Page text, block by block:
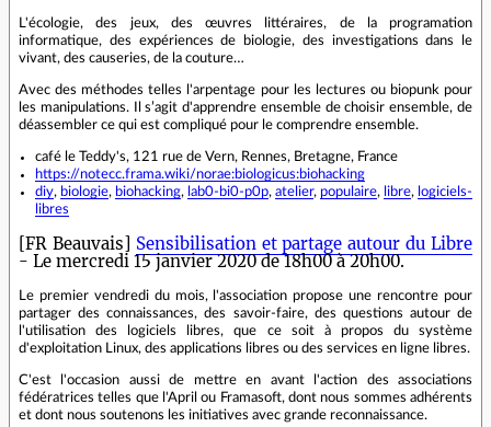
L'écologie, des jeux, des œuvres littéraires, de la programation
informatique, des expériences de biologie, des investigations dans le
vivant, des causeries, de la couture…
Avec des méthodes telles l'arpentage pour les lectures ou biopunk pour
les manipulations. Il s’agit d'apprendre ensemble de choisir ensemble, de
déassembler ce qui est compliqué pour le comprendre ensemble.
café le Teddy's, 121 rue de Vern, Rennes, Bretagne, France
https://notecc.frama.wiki/norae:biologicus:biohacking
diy, biologie, biohacking, lab0-bi0-p0p, atelier, populaire, libre, logiciels-
libres
[FR Beauvais] Sensibilisation et partage autour du Libre
- Le mercredi 15 janvier 2020 de 18h00 à 20h00.
Le premier vendredi du mois, l'association propose une rencontre pour
partager des connaissances, des savoir-faire, des questions autour de
l'utilisation des logiciels libres, que ce soit à propos du système
d'exploitation Linux, des applications libres ou des services en ligne libres.
C'est l'occasion aussi de mettre en avant l'action des associations
fédératrices telles que l'April ou Framasoft, dont nous sommes adhérents
et dont nous soutenons les initiatives avec grande reconnaissance.